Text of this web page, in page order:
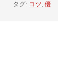
タグ: コツ, 優